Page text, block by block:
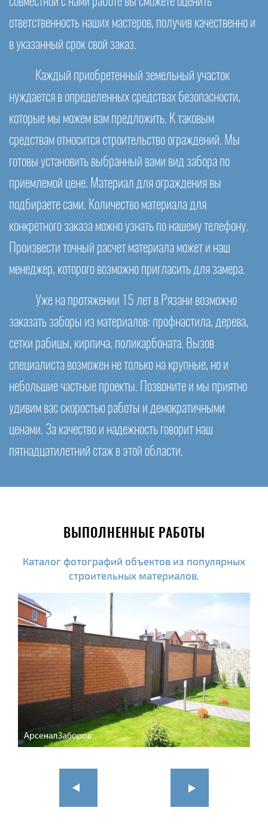
ответственность наших мастеров, получив качественно и
в указанный срок свой заказ.
Каждый приобретенный земельный участок
нуждается в определенных средствах безопасности,
которые мы можем вам предложить. К таковым
средствам относится строительство ограждений. Мы
готовы установить выбранный вами вид забора по
приемлемой цене. Материал для ограждения вы
подбираете сами. Количество материала для
конкретного заказа можно узнать по нашему телефону.
Произвести точный расчет материала может и наш
менеджер, которого возможно пригласить для замера.
Уже на протяжении 15 лет в Рязани возможно
заказать заборы из материалов: профнастила, дерева,
сетки рабицы, кирпича, поликарбоната. Вызов
специалиста возможен не только на крупные, но и
небольшие частные проекты. Позвоните и мы приятно
удивим вас скоростью работы и демократичными
ценами. За качество и надежность говорит наш
пятнадцатилетний стаж в этой области.
ВЫПОЛНЕННЫЕ РАБОТЫ
Каталог фотографий объектов из популярных
строительных материалов.